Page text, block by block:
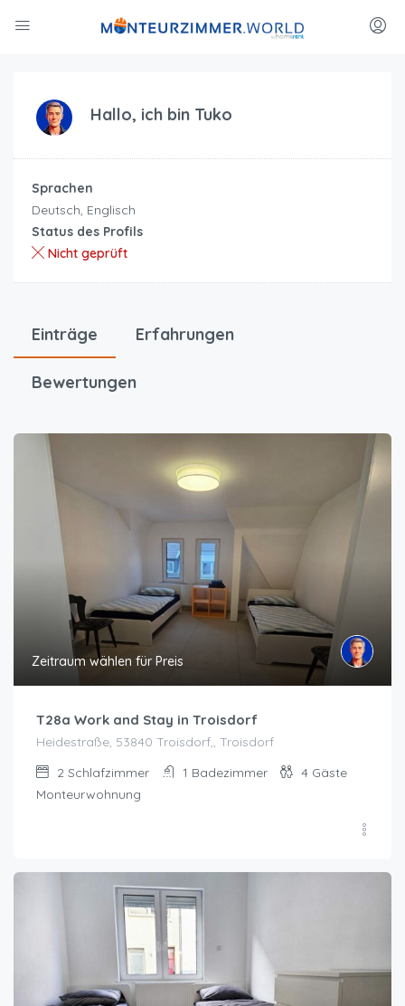
Hallo, ich bin Tuko
Sprachen
Deutsch, Englisch
Status des Profils
Nicht geprüft
Einträge Erfahrungen
Bewertungen
Zeitraum wählen für Preis
T28a Work and Stay in Troisdorf
Heidestraße, 53840 Troisdorf,, Troisdorf
2 Schlafzimmer 1 Badezimmer 4 Gäste
Monteurwohnung